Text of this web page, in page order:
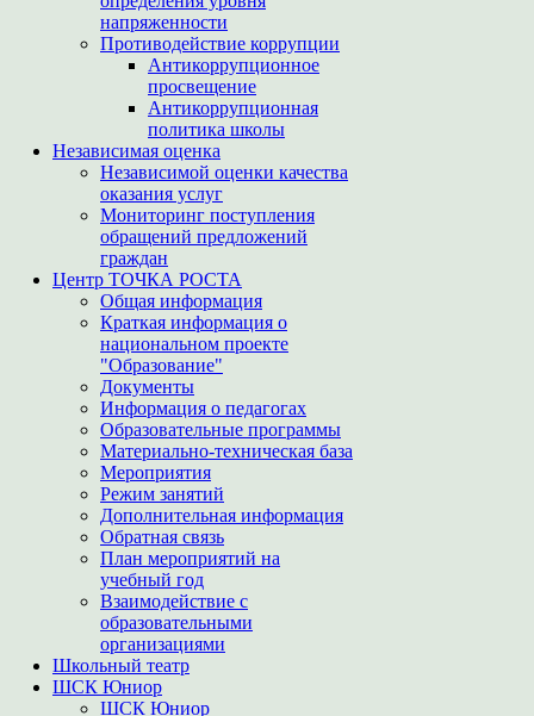
напряженности
Противодействие коррупции
Антикоррупционное
просвещение
Антикоррупционная
политика школы
Независимая оценка
Независимой оценки качества
оказания услуг
Мониторинг поступления
обращений предложений
граждан
Центр ТОЧКА РОСТА
Общая информация
Краткая информация о
национальном проекте
"Образование"
Документы
Информация о педагогах
Образовательные программы
Материально-техническая база
Мероприятия
Режим занятий
Дополнительная информация
Обратная связь
План мероприятий на
учебный год
Взаимодействие с
образовательными
организациями
Школьный театр
ШСК Юниор
ШСК Юниор